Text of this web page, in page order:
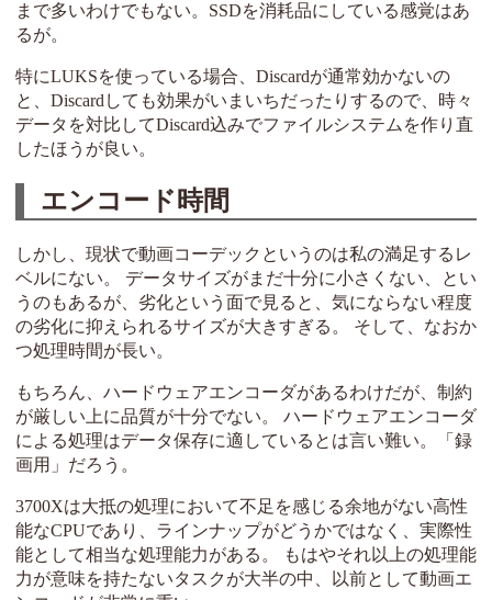
まで多いわけでもない。SSDを消耗品にしている感覚はあ
るが。
特にLUKSを使っている場合、Discardが通常効かないの
と、Discardしても効果がいまいちだったりするので、時々
データを対比してDiscard込みでファイルシステムを作り直
したほうが良い。
エンコード時間
しかし、現状で動画コーデックというのは私の満足するレ
ベルにない。 データサイズがまだ十分に小さくない、とい
うのもあるが、劣化という面で見ると、気にならない程度
の劣化に抑えられるサイズが大きすぎる。 そして、なおか
つ処理時間が長い。
もちろん、ハードウェアエンコーダがあるわけだが、制約
が厳しい上に品質が十分でない。 ハードウェアエンコーダ
による処理はデータ保存に適しているとは言い難い。「録
画用」だろう。
3700Xは大抵の処理において不足を感じる余地がない高性
能なCPUであり、ラインナップがどうかではなく、実際性
能として相当な処理能力がある。 もはやそれ以上の処理能
力が意味を持たないタスクが大半の中、以前として動画エ